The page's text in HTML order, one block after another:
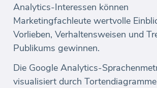
Analytics-Interessen können
Marketingfachleute wertvolle
Vorlieben, Verhaltensweisen und
Publikums gewinnen.
Die Google Analytics-
visualisiert durch